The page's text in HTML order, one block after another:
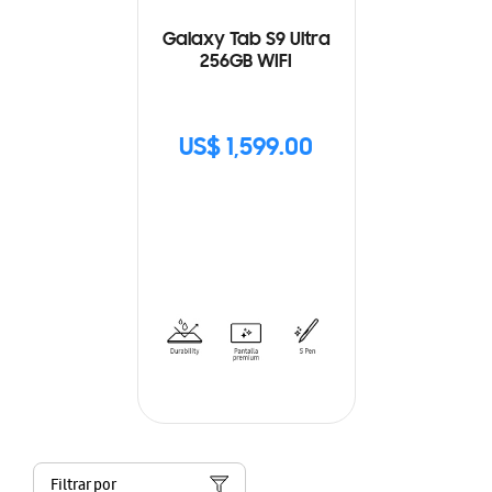
Galaxy Tab S9 Ultra
256GB WIFI
US$ 1,599.00
Filtrar por